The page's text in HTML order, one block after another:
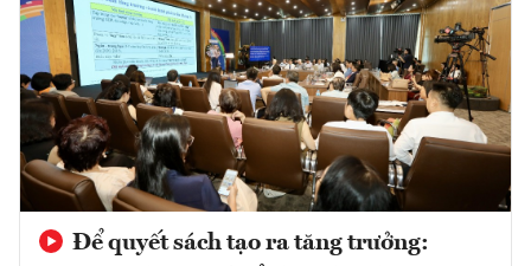
Để quyết sách tạo ra tăng trưởng: